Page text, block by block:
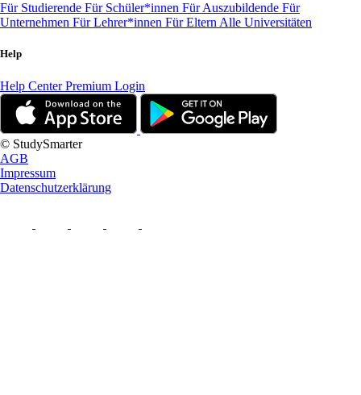
Für Studierende Für Schüler*innen Für Auszubildende Für
Unternehmen Für Lehrer*innen Für Eltern Alle Universitäten
Help
Help CenterPremium Login
© StudySmarter
AGB
Impressum
Datenschutzerklärung